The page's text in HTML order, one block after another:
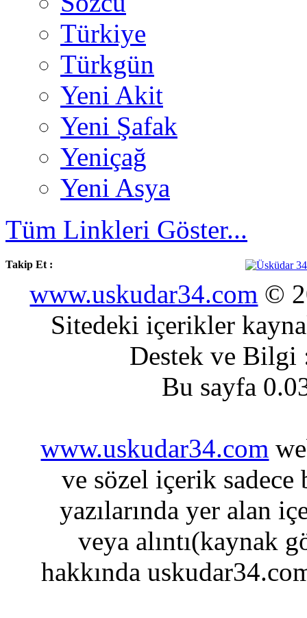
Türkiye
Türkgün
Yeni Akit
Yeni Şafak
Yeniçağ
Yeni Asya
Tüm Linkleri Göster...
Takip Et :
www.uskudar34.com ©
Sitedeki içerikler
Destek ve
Bu sayfa
www.uskudar34.com
ve sözel içerik sadece
yazılarında yer alan
veya alıntı(kaynak
hakkında